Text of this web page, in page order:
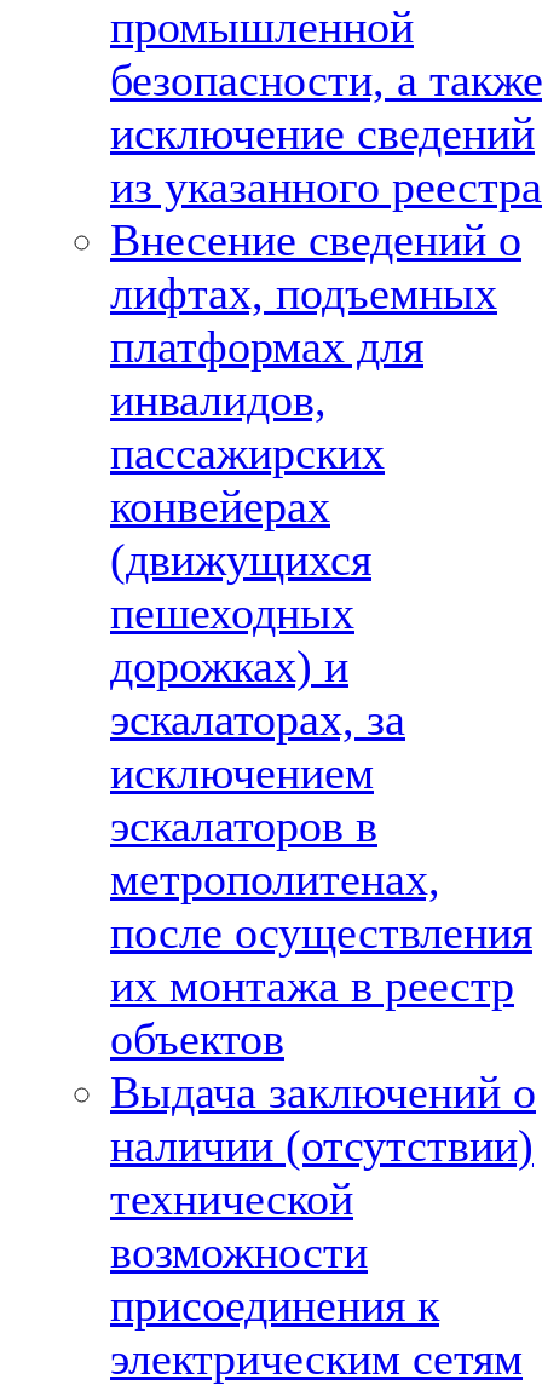
промышленной
безопасности, а также
исключение сведений
из указанного реестра
Внесение сведений о
лифтах, подъемных
платформах для
инвалидов,
пассажирских
конвейерах
(движущихся
пешеходных
дорожках) и
эскалаторах, за
исключением
эскалаторов в
метрополитенах,
после осуществления
их монтажа в реестр
объектов
Выдача заключений о
наличии (отсутствии)
технической
возможности
присоединения к
электрическим сетям